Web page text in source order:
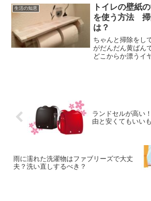
ポンジを持ち替え
の汚れが落ちてい
生活の知恵
トイレの壁紙
を使う方法 掃
は？
ちゃんと掃除をし
がだんだん黄ばん
どこからか漂うイ
ランドセルが高い
由と安くてもいい
雨に濡れた洗濯物はファブリーズで大丈
夫？洗い直しするべき？